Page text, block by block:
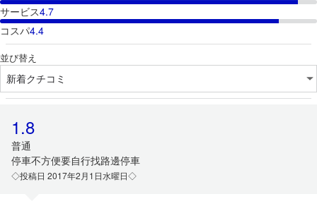
サービス4.7
コスパ4.4
並び替え
1.8
普通
停車不方便要自行找路邊停車
◇投稿日 2017年2月1日水曜日◇